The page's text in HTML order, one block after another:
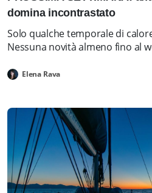
domina incontrastato
Solo qualche temporale di
Nessuna novità almeno fino al
Elena Rava